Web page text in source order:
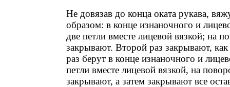
Не довязав до конца оката рукава,
образом: в конце изнаночного и
две петли вместе лицевой вязкой; на
закрывают. Второй раз закрывают,
раз берут в конце изнаночного и
петли вместе лицевой вязкой, на
закрывают, а затем закрывают все